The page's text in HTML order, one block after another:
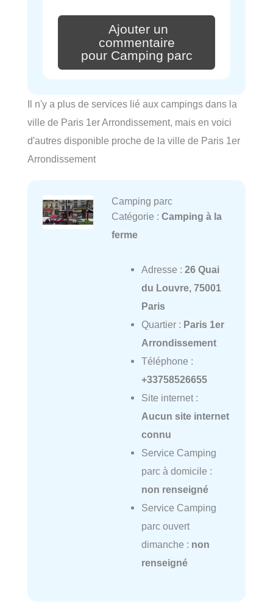
Ajouter un
commentaire
pour Camping parc
Il n'y a plus de services lié aux campings dans la
ville de Paris 1er Arrondissement, mais en voici
d'autres disponible proche de la ville de Paris 1er
Arrondissement
Camping parc
Catégorie : Camping à la
ferme
Adresse : 26 Quai
du Louvre, 75001
Paris
Quartier : Paris 1er
Arrondissement
Téléphone :
+33758526655
Site internet :
Aucun site internet
connu
Service Camping
parc à domicile :
non renseigné
Service Camping
parc ouvert
dimanche : non
renseigné